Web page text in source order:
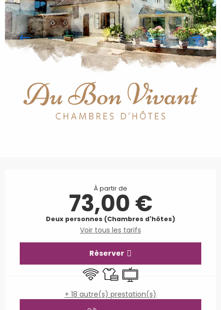
À partir de
73,00 €
Deux personnes (Chambres d'hôtes)
Voir tous les tarifs
Réserver
WiFi Draps et linge
Télévision
+ 18 autre(s) prestation(s)